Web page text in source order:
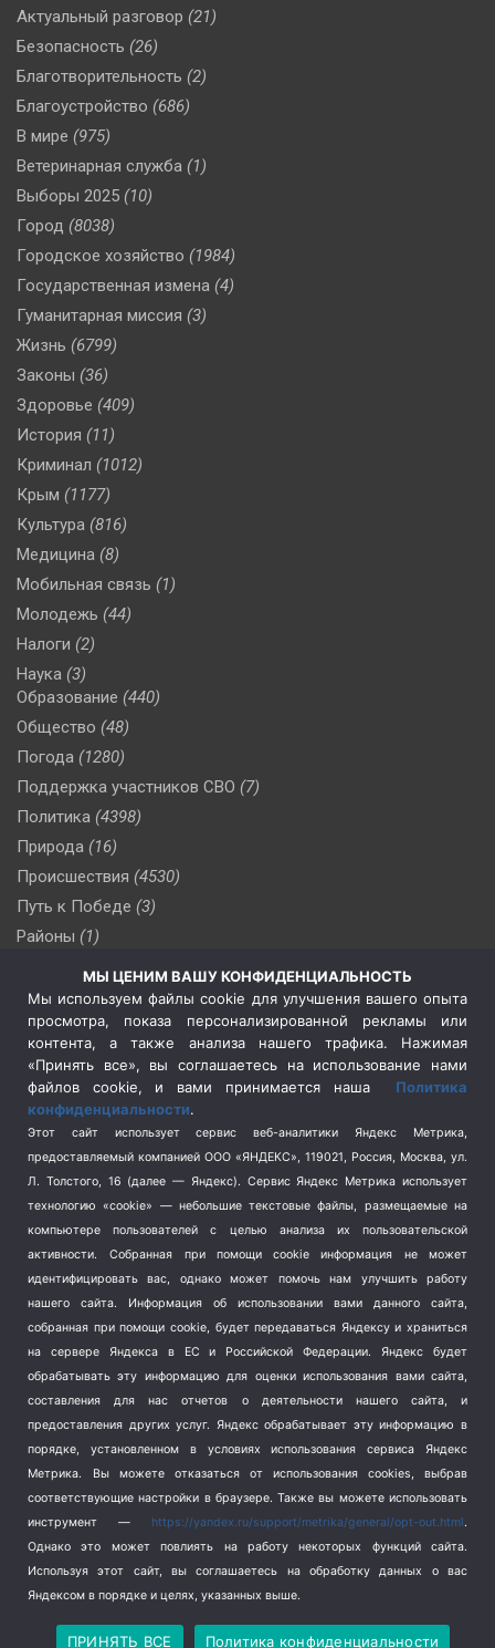
Актуальный разговор (21)
Безопасность (26)
Благотворительность (2)
Благоустройство (686)
В мире (975)
Ветеринарная служба (1)
Выборы 2025 (10)
Город (8038)
Городское хозяйство (1984)
Государственная измена (4)
Гуманитарная миссия (3)
Жизнь (6799)
Законы (36)
Здоровье (409)
История (11)
Криминал (1012)
Крым (1177)
Культура (816)
Медицина (8)
Мобильная связь (1)
Молодежь (44)
Налоги (2)
Наука (3)
Образование (440)
Общество (48)
Погода (1280)
Поддержка участников СВО (7)
Политика (4398)
Природа (16)
Происшествия (4530)
Путь к Победе (3)
Районы (1)
(510)
Сельское хозяйство (3)
Социальная политика
(3)
Спецоперация в Украине
Спецоперация на Украине
(404)
Спорт (740)
Терроризм (1)
Транспорт (262)
Туризм (178)
Флот (76)
Школа и спорт (2)
Экология (8)
Экономика (1172)
Copyright © 2026
Политика конфиденциальности
МЫ ЦЕНИМ ВАШУ КОНФИДЕНЦИАЛЬНОСТЬ
Мы используем файлы cookie для улучшения вашего опыта
просмотра, показа персонализированной рекламы или
контента, а также анализа нашего трафика. Нажимая
«Принять все», вы соглашаетесь на использование нами
файлов cookie, и вами принимается наша Политика
конфиденциальности.
Этот сайт использует сервис веб-аналитики Яндекс Метрика,
предоставляемый компанией ООО «ЯНДЕКС», 119021, Россия, Москва, ул.
Л. Толстого, 16 (далее — Яндекс). Сервис Яндекс Метрика использует
технологию «cookie» — небольшие текстовые файлы, размещаемые на
компьютере пользователей с целью анализа их пользовательской
активности.
Собранная при помощи cookie информация не может
идентифицировать вас, однако может помочь нам улучшить работу
нашего сайта. Информация об использовании вами данного сайта,
собранная при помощи cookie, будет передаваться Яндексу и храниться
на сервере Яндекса в ЕС и Российской Федерации. Яндекс будет
обрабатывать эту информацию для оценки использования вами сайта,
составления для нас отчетов о деятельности нашего сайта, и
предоставления других услуг. Яндекс обрабатывает эту информацию в
порядке, установленном в условиях использования сервиса Яндекс
Метрика.
Вы можете отказаться от использования cookies, выбрав
соответствующие настройки в браузере. Также вы можете использовать
инструмент — https://yandex.ru/support/metrika/general/opt-out.html.
Однако это может повлиять на работу некоторых функций сайта.
Используя этот сайт, вы соглашаетесь на обработку данных о вас
Яндексом в порядке и целях, указанных выше.
ПРИНЯТЬ ВСЕ Политика конфиденциальности